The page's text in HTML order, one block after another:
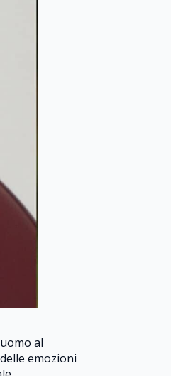
al
emozioni